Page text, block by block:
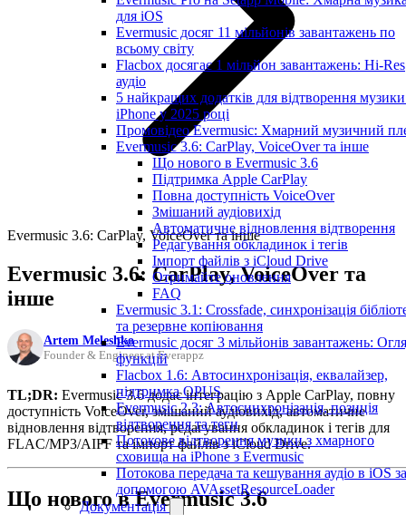
для iOS
Evermusic досяг 11 мільйонів завантажень по
всьому світу
Flacbox досягає 1 мільйон завантажень: Hi-Res
аудіо
5 найкращих додатків для відтворення
iPhone у 2025 році
Промовідео Evermusic: Хмарний музичний
Evermusic 3.6: CarPlay, VoiceOver та інше
Що нового в Evermusic 3.6
Підтримка Apple CarPlay
Повна доступність VoiceOver
Змішаний аудіовихід
Автоматичне відновлення відтворення
Редагування обкладинок і тегів
Імпорт файлів з iCloud Drive
Отримайте оновлення
FAQ
Evermusic 3.1: Crossfade, синхронізація
та резервне копіювання
Evermusic досяг 3 мільйонів завантажень:
функцій
Flacbox 1.6: Автосинхронізація, еквалайзер,
підтримка OPUS
Evermusic 2.3: Автосинхронізація, позиція
відтворення та теги
Потокове відтворення музики з хмарного
сховища на iPhone з Evermusic
Потокова передача та кешування аудіо в iOS за
допомогою AVAssetResourceLoader
Документація
Evermusic 3.6: CarPlay, VoiceOver та інше
Evermusic 3.6: CarPlay, VoiceOver та
інше
Artem Meleshko
Founder & Engineer at Everappz
TL;DR: Evermusic 3.6 додає інтеграцію з Apple CarPlay, повну
доступність VoiceOver, змішаний аудіовихід, автоматичне
відновлення відтворення, редагування обкладинок і тегів для
FLAC/MP3/AIFF та імпорт файлів з iCloud Drive.
Що нового в Evermusic 3.6